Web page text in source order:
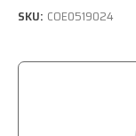
SKU: COE0519024